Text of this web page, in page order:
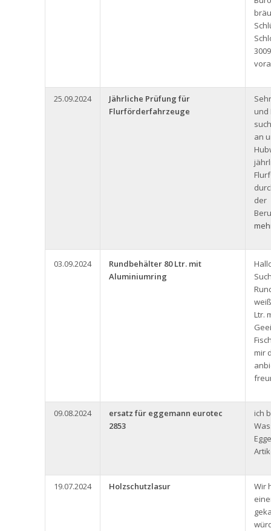
25.09.2024
Jährliche Prüfung für
Flurförderfahrzeuge
und
an
der
03.09.2024
Rundbehälter 80 Ltr. mit
Aluminiumring
Ltr.
mir
09.08.2024
ersatz für eggemann eurotec
2853
ich
19.07.2024 Holzschutzlasur
Wir